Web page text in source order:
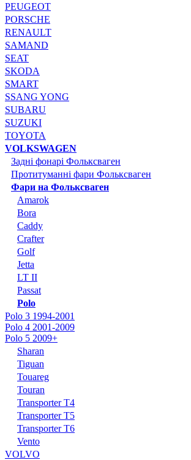
PEUGEOT
PORSCHE
RENAULT
SAMAND
SEAT
SKODA
SMART
SSANG YONG
SUBARU
SUZUKI
TOYOTA
VOLKSWAGEN
Задні фонарі Фольксваген
Протитуманні фари Фольксваген
Фари на Фольксваген
Amarok
Bora
Caddy
Crafter
Golf
Jetta
LT II
Passat
Polo
Polo 3 1994-2001
Polo 4 2001-2009
Polo 5 2009+
Sharan
Tiguan
Touareg
Touran
Transporter T4
Transporter T5
Transporter T6
Vento
VOLVO